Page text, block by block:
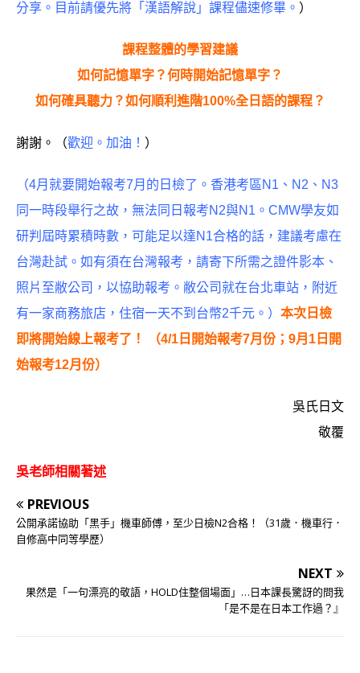
分享。目前請優先將「漢語解說」課程儘速修畢。 ）
課程整體的學習建議
如何記憶單字？何時開始記憶單字？
如何確具聽力？如何順利進階100%全日語的課程？
謝謝。（歡迎。加油！ ）
（4月就要開始報考7月的日檢了。香港考區N1、N2、N3
同一時段舉行之故，無法同日報考N2與N1。 CMW學友如
研判屆時累積時數，可能足以達N1合格的話，建議考慮在
台灣赴試。如有須在台灣報考，請寄下所需之證件影本、
照片至敝公司，以協助報考。敝公司就在台北車站，附近
有一家商務旅店，住宿一天不到台幣2千元。） 本次日檢
即將開始線上報考了！ （4/1日開始報考7月份；9月1日開
始報考12月份）
吳氏日文
敬覆
吳老師相關著述
PREVIOUS
公開承諾協助「黑手」機車師傅，至少日檢N2合格！（31歲．機車行．
自修高中同等學歷）
NEXT
果然是「一句漂亮的敬語，HOLD住整個場面」…日本課長驚訝的問我
「是不是在日本工作過？』